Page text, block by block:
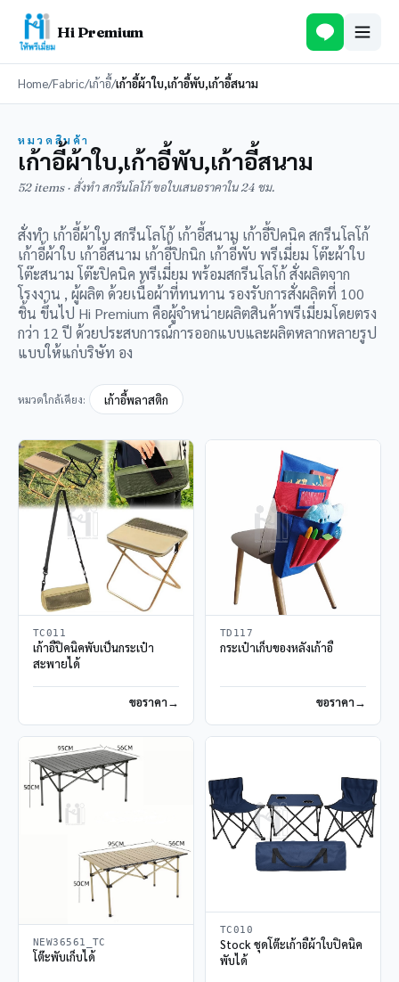
Hi Premium
Home/Fabric/เก้าอี้/เก้าอี้ผ้าใบ,เก้าอี้พับ,เก้าอี้สนาม
หมวดสินค้า
เก้าอี้ผ้าใบ,เก้าอี้พับ,เก้าอี้สนาม
52 items · สั่งทำ สกรีนโลโก้ ขอใบเสนอราคาใน 24 ชม.
สั่งทำ เก้าอี้ผ้าใบ สกรีนโลโก้ เก้าอี้สนาม เก้าอี้ปิคนิค สกรีนโลโก้
เก้าอี้ผ้าใบ เก้าอี้สนาม เก้าอี้ปิกนิก เก้าอี้พับ พรีเมี่ยม โต๊ะผ้าใบ
โต๊ะสนาม โต๊ะปิคนิค พรีเมี่ยม พร้อมสกรีนโลโก้ สั่งผลิตจาก
โรงงาน , ผู้ผลิต ด้วยเนื้อผ้าที่ทนทาน รองรับการสั่งผลิตที่ 100
ชิ้น ขึ้นไป Hi Premium คือผู้จำหน่ายผลิตสินค้าพรีเมี่ยมโดยตรง
กว่า 12 ปี ด้วยประสบการณ์การออกแบบและผลิตหลากหลายรูป
แบบให้แก่บริษัท อง
หมวดใกล้เคียง: เก้าอี้พลาสติก
TC011
เก้าอี้ปิคนิคพับเป็นกระเป๋า
สะพายได้
ขอราคา
TD117
กระเป๋าเก็บของหลังเก้าอี้
ขอราคา
NEW36561_TC
โต๊ะพับเก็บได้
TC010
Stock ชุดโต๊ะเก้าอี้ผ้าใบปิคนิค
พับได้